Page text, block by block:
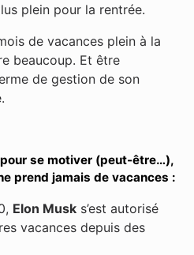
plein pour la rentrée.
de vacances plein à la
beaucoup. Et être
de gestion de son
se motiver (peut-être…),
prend jamais de vacances :
Elon Musk s’est autorisé
vacances depuis des